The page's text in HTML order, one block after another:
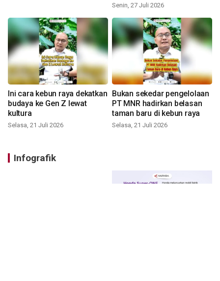
Senin, 27 Juli 2026
Ini cara kebun raya dekatkan
budaya ke Gen Z lewat
kultura
Selasa, 21 Juli 2026
Bukan sekedar pengelolaan
PT MNR hadirkan belasan
taman baru di kebun raya
Selasa, 21 Juli 2026
Infografik